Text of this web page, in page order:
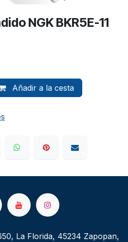
NGK BKR5E-11
Añadir a la cesta
La Florida, 45234 Zapopan,